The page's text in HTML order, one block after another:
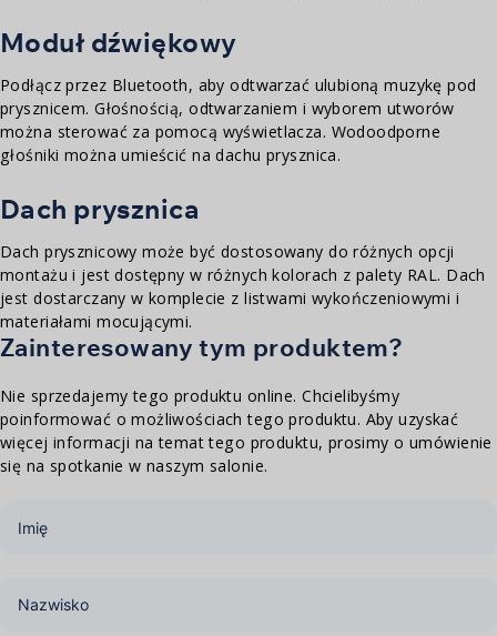
Moduł dźwiękowy
Podłącz przez Bluetooth, aby odtwarzać ulubioną muzykę pod
prysznicem. Głośnością, odtwarzaniem i wyborem utworów
można sterować za pomocą wyświetlacza. Wodoodporne
głośniki można umieścić na dachu prysznica.
Dach prysznica
Dach prysznicowy może być dostosowany do różnych opcji
montażu i jest dostępny w różnych kolorach z palety RAL. Dach
jest dostarczany w komplecie z listwami wykończeniowymi i
materiałami mocującymi.
Zainteresowany tym produktem?
Nie sprzedajemy tego produktu online. Chcielibyśmy
poinformować o możliwościach tego produktu. Aby uzyskać
więcej informacji na temat tego produktu, prosimy o umówienie
się na spotkanie w naszym salonie.